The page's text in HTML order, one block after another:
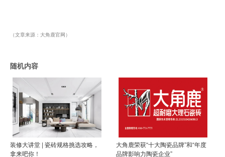
（文章来源：大角鹿官网）
随机内容
装修大讲堂 | 瓷砖规格挑选攻略，
拿来吧你！
大角鹿荣获“十大陶瓷品牌”和“年度
品牌影响力陶瓷企业”